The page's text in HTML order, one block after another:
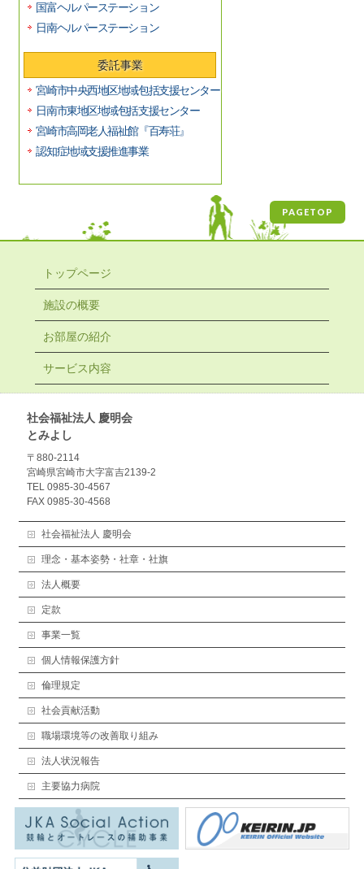
国富ヘルパーステーション
日南ヘルパーステーション
委託事業
宮崎市中央西地区地域包括支援センター
日南市東地区地域包括支援センター
宮崎市高岡老人福祉館『百寿荘』
認知症地域支援推進事業
PAGETOP
トップページ
施設の概要
お部屋の紹介
サービス内容
社会福祉法人 慶明会
とみよし
〒880-2114
宮崎県宮崎市大字富吉2139-2
TEL 0985-30-4567
FAX 0985-30-4568
社会福祉法人 慶明会
理念・基本姿勢・社章・社旗
法人概要
定款
事業一覧
個人情報保護方針
倫理規定
社会貢献活動
職場環境等の改善取り組み
法人状況報告
主要協力病院